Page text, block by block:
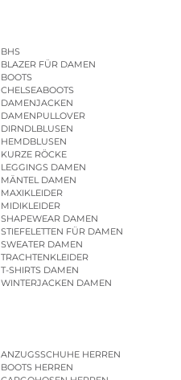
BHS
BLAZER FÜR DAMEN
BOOTS
CHELSEABOOTS
DAMENJACKEN
DAMENPULLOVER
DIRNDLBLUSEN
HEMDBLUSEN
KURZE RÖCKE
LEGGINGS DAMEN
MÄNTEL DAMEN
MAXIKLEIDER
MIDIKLEIDER
SHAPEWEAR DAMEN
STIEFELETTEN FÜR DAMEN
SWEATER DAMEN
TRACHTENKLEIDER
T-SHIRTS DAMEN
WINTERJACKEN DAMEN
ANZUGSSCHUHE HERREN
BOOTS HERREN